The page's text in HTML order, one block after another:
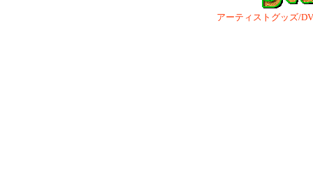
アーティストグッズ/